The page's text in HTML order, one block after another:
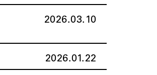
2026.03.10
2026.01.22